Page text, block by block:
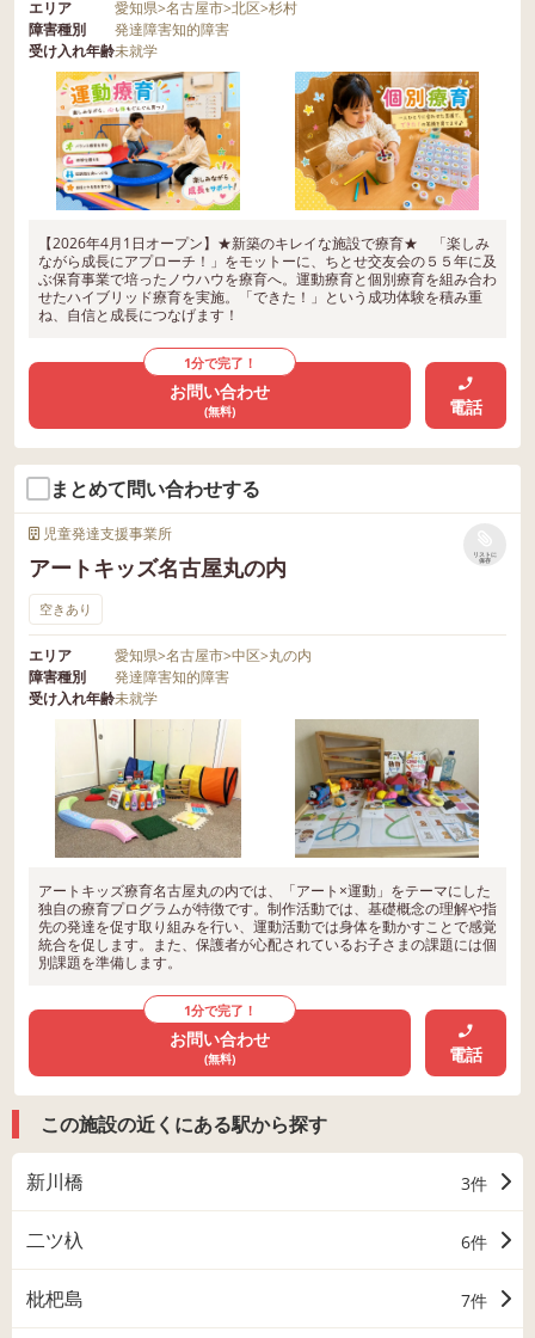
エリア 愛知県>名古屋市>北区>杉村
障害種別
発達障害知的障害
受け入れ年齢未就学
【2026年4月1日オープン】★新築のキレイな施設で療育★ 「楽しみ
ながら成長にアプローチ！」をモットーに、ちとせ交友会の５５年に及
ぶ保育事業で培ったノウハウを療育へ。運動療育と個別療育を組み合わ
せたハイブリッド療育を実施。「できた！」という成功体験を積み重
ね、自信と成長につなげます！
1分で完了！
お問い合わせ
(無料) 電話
まとめて問い合わせする
児童発達支援事業所
アートキッズ名古屋丸の内
リストに
保存
空きあり
エリア 愛知県>名古屋市>中区>丸の内
障害種別
発達障害知的障害
受け入れ年齢未就学
アートキッズ療育名古屋丸の内では、「アート×運動」をテーマにした
独自の療育プログラムが特徴です。制作活動では、基礎概念の理解や指
先の発達を促す取り組みを行い、運動活動では身体を動かすことで感覚
統合を促します。また、保護者が心配されているお子さまの課題には個
別課題を準備します。
1分で完了！
お問い合わせ
(無料) 電話
この施設の近くにある駅から探す
新川橋 3件
二ツ杁 6件
枇杷島 7件